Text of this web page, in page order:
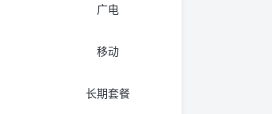
广电
移动
长期套餐